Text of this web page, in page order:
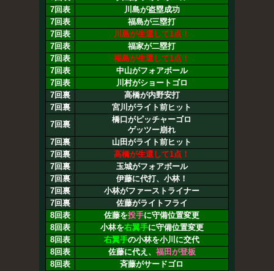
7回表
川島が盗塁成功
7回表
福島が三塁打
7回表
川島が生還して1点！
7回表
福家が二塁打
7回表
福島が生還して1点！
7回表
中山がフォアボール
7回表
川村がショートゴロ
7回裏
高橋が内野安打
7回裏
宮川がライト前ヒット
7回裏
橋口がピッチャーゴロ
ゲッツー崩れ
7回裏
山田がライト前ヒット
7回裏
高橋が生還して1点！
7回裏
玉城がフォアボール
7回裏
伊藤に代打、小林！
7回裏
小林がファーストライナー
7回裏
佐藤がライトフライ
8回表
佐藤を投手に守備位置変更
8回表
小林を右翼手に守備位置変更
8回表
右翼手の小林を小川に交代
8回表
佐藤に代え、 福田が登板
8回表
斉藤がサードゴロ